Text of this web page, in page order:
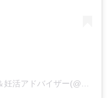
Marty🌿🐑1年半で-40kgダイエット＆妊活アドバイザー(@marty2367)がシェアした投稿